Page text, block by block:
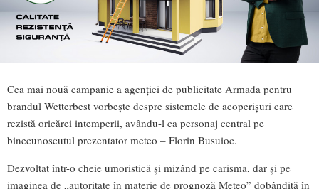
Cea mai nouă campanie a agenției de publicitate Armada pentru
brandul Wetterbest vorbește despre sistemele de acoperișuri care
rezistă oricărei intemperii, avându-l ca personaj central pe
binecunoscutul prezentator meteo – Florin Busuioc.
Dezvoltat într-o cheie umoristică și mizând pe carisma, dar și pe
imaginea de „autoritate în materie de prognoză Meteo” dobândită în